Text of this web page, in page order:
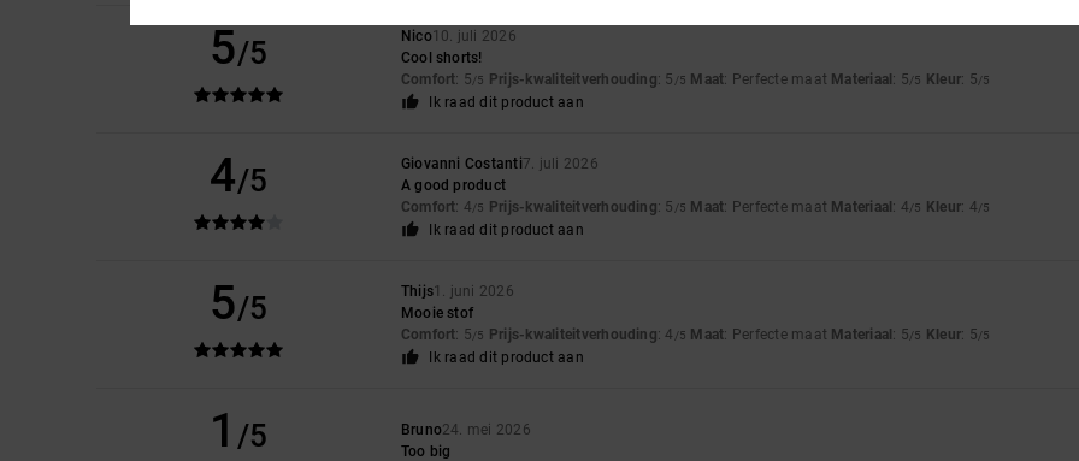
5/5 Nico10. juli 2026
Cool shorts!
Comfort: 5/5 Prijs-kwaliteitverhouding: 5 /5 Maat: Perfecte maat Materiaal : 5/5 Kleur: 5/5
Ik raad dit product aan
4/5 Giovanni Costanti7. juli 2026
A good product
Comfort: 4/5 Prijs-kwaliteitverhouding: 5 /5 Maat: Perfecte maat Materiaal : 4/5 Kleur: 4/5
Ik raad dit product aan
5/5 Thijs1. juni 2026
Mooie stof
Comfort: 5/5 Prijs-kwaliteitverhouding: 4 /5 Maat: Perfecte maat Materiaal : 5/5 Kleur: 5/5
Ik raad dit product aan
1 /5 Bruno24. mei 2026
Too big